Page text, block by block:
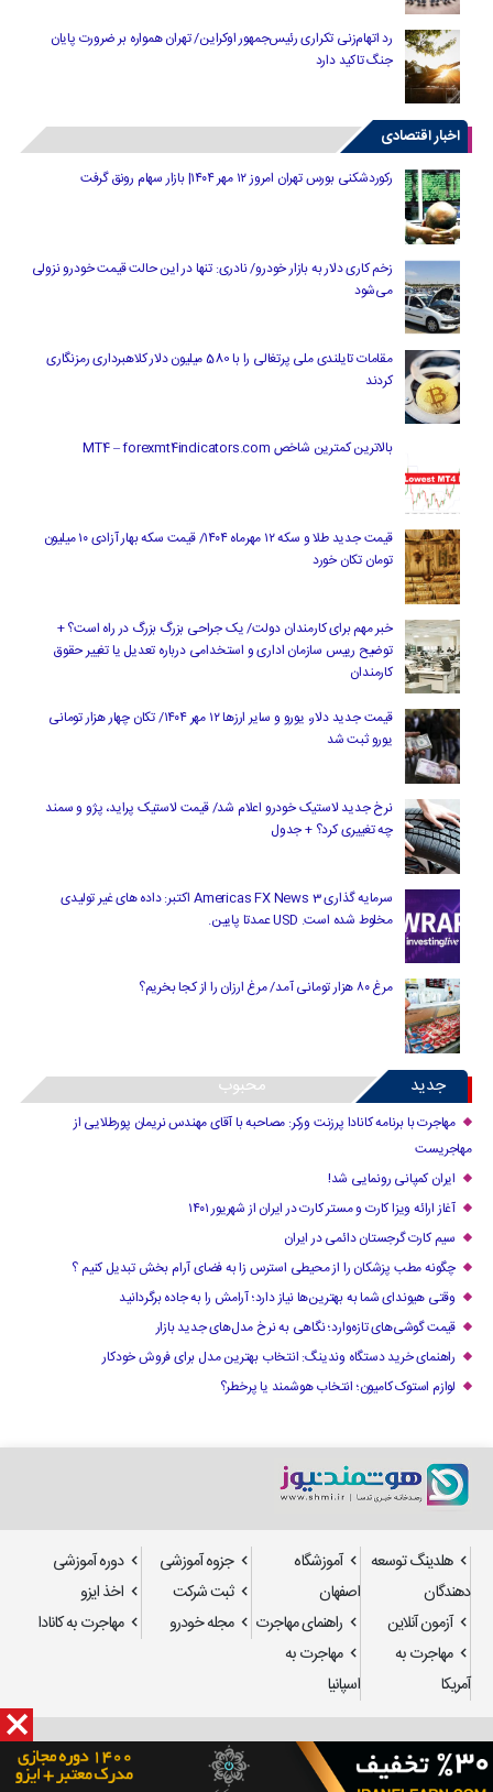
رد اتهام‌زنی تکراری رئیس‌جمهور اوکراین/ تهران همواره بر ضرورت پایان
جنگ تاکید دارد
اخبار اقتصادی
رکوردشکنی بورس تهران امروز ۱۲ مهر ۱۴۰۴| بازار سهام رونق گرفت
زخم کاری دلار به بازار خودرو/ نادری: تنها در این حالت قیمت خودرو نزولی
می‌شود
مقامات تایلندی ملی پرتغالی را با 580 میلیون دلار کلاهبرداری رمزنگاری
کردند
بالاترین کمترین شاخص MT4 – forexmt4indicators.com
قیمت جدید طلا و سکه ۱۲ مهرماه ۱۴۰۴/ قیمت سکه بهار آزادی ۱۰ میلیون
تومان تکان خورد
خبر مهم برای کارمندان دولت/ یک جراحی بزرگ بزرگ در راه است؟ +
توضیح رییس سازمان اداری و استخدامی درباره تعدیل یا تغییر حقوق
کارمندان
قیمت جدید دلار، یورو و سایر ارزها ۱۲ مهر ۱۴۰۴/ تکان چهار هزار تومانی
یورو ثبت شد
نرخ جدید لاستیک خودرو اعلام شد/ قیمت لاستیک پراید، پژو و سمند
چه تغییری کرد؟ + جدول
سرمایه گذاری Americas FX News 3 اکتبر: داده های غیر تولیدی
مخلوط شده است. USD عمدتا پایین.
مرغ ۸۰ هزار تومانی آمد/ مرغ ارزان را از کجا بخریم؟
جدید محبوب
مهاجرت با برنامه کانادا پرزنت ورکر: مصاحبه با آقای مهندس نریمان پورطلایی از
مهاجریست
ایران کمپانی رونمایی شد!
آغاز ارائه ویزا کارت و مستر کارت در ایران از شهریور ۱۴۰۱
سیم کارت گرجستان دائمی در ایران
چگونه مطب پزشکان را از محیطی استرس زا به فضای آرام بخش تبدیل کنیم ؟
وقتی هیوندای شما به بهترین‌ها نیاز دارد؛ آرامش را به جاده برگردانید
قیمت گوشی‌های تازه‌وارد؛ نگاهی به نرخ مدل‌های جدید بازار
راهنمای خرید دستگاه وندینگ: انتخاب بهترین مدل برای فروش خودکار
لوازم استوک کامیون؛ انتخاب هوشمند یا پرخطر؟
هلدینگ توسعه
دهندگان
آموزشگاه
اصفهان
جزوه آموزشی
دوره آموزشی
ثبت شرکت
اخذ ایزو
آزمون آنلاین
راهنمای مهاجرت مجله خودرو
مهاجرت به کانادا
مهاجرت به
آمریکا
مهاجرت به
اسپانیا